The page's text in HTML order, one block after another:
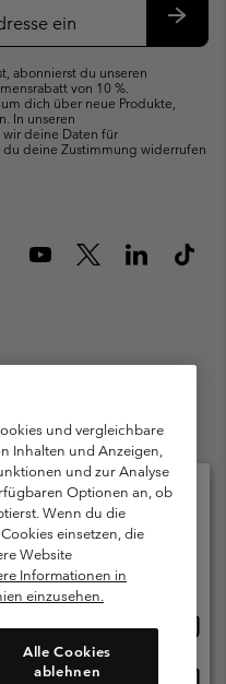
abonnierst du unseren
von 10 %.
dich über neue Produkte,
In unseren
deine Daten für
deine Zustimmung widerrufen
Garantie
Programms
Inhalte
18:00 Uhr
und vergleichbare
Inhalten und Anzeigen,
und zur Analyse
Optionen an, ob
Wenn du die
einsetzen, die
Website
Informationen in
einzusehen.
Alle Cookies
ablehnen
und Ihre Sprache
verfügbar